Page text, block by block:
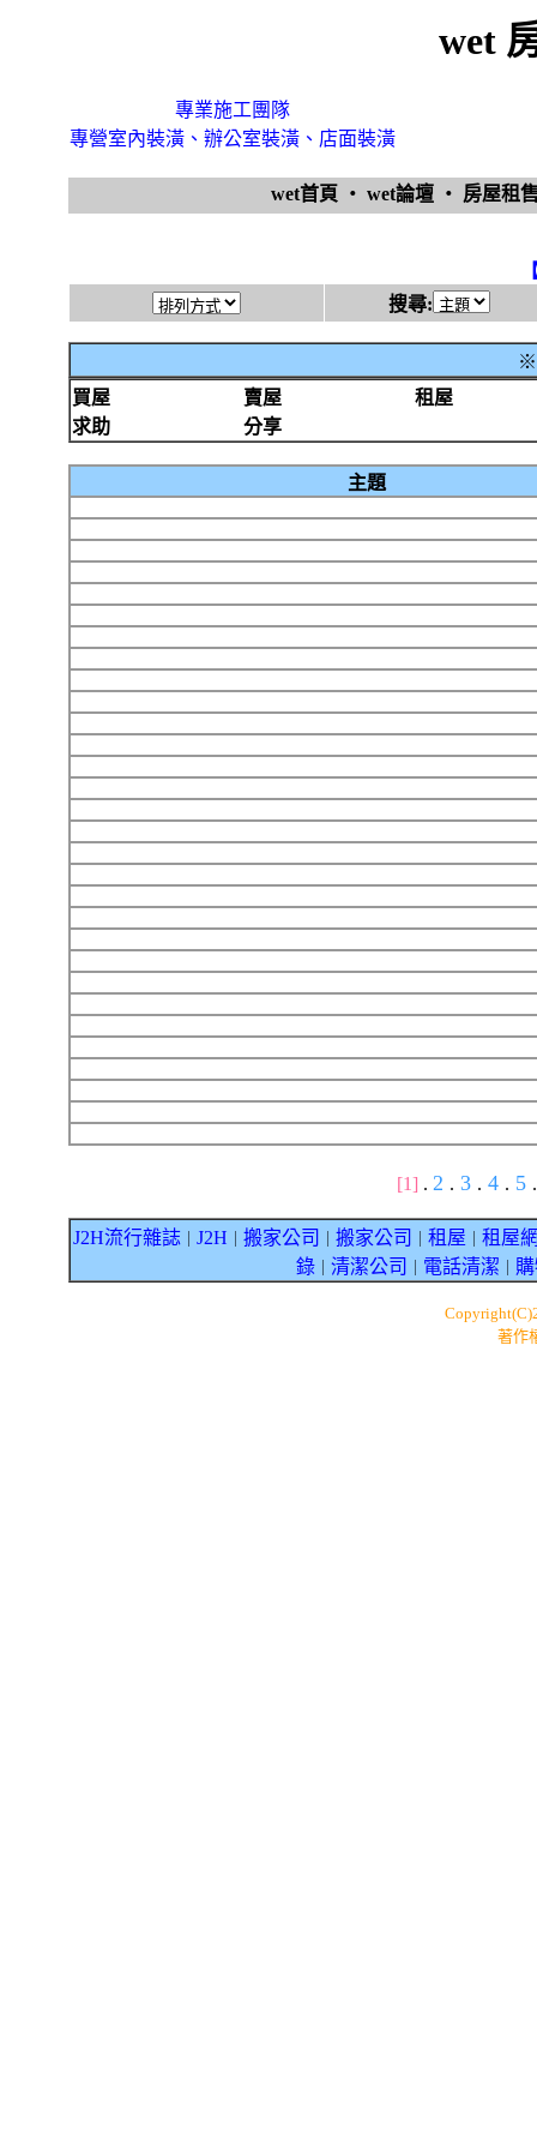
wet
專業施工團隊
專營室內裝潢、辦公室裝潢、店面裝潢
wet首頁 ‧ wet論壇 ‧ 房屋租
搜尋:
※
買屋
賣屋
租屋
求助
分享
主題
[1] . 2 . 3 . 4 . 5 .
J2H流行雜誌 J2H 搬家公司 搬家公司 租屋
租屋
錄｜ 清潔公司 電話清潔
著作